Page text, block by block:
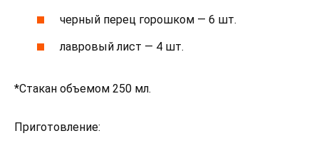
черный перец горошком — 6 шт.
лавровый лист — 4 шт.
*Стакан объемом 250 мл.
Приготовление: